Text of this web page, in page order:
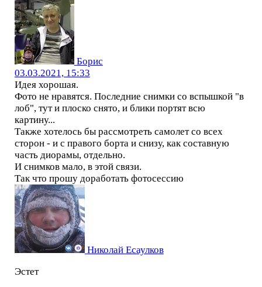
Борис
03.03.2021, 15:33
Идея хорошая.
Фото не нравятся. Последние снимки со вспышкой "в
лоб", тут и плоско снято, и блики портят всю
картину...
Также хотелось бы рассмотреть самолет со всех
сторон - и с правого борта и снизу, как составную
часть диорамы, отдельно.
И снимков мало, в этой связи.
Так что прошу доработать фотосессию
Николай Есаулков
Эстет